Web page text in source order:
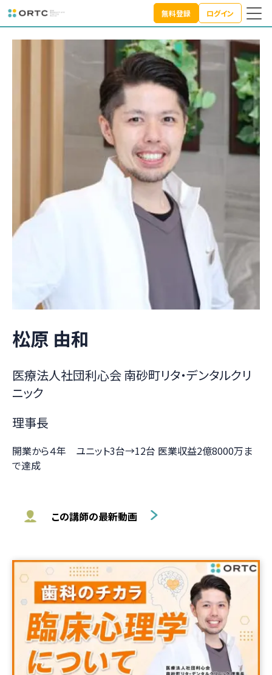
無料登録 ログイン
講師紹介
TOP 講師紹介
松原 由和
医療法人社団利心会 南砂町リタ・デンタルクリ
ニック
理事長
開業から４年 ユニット3台→12台 医業収益2億8000万ま
で達成
この講師の最新動画